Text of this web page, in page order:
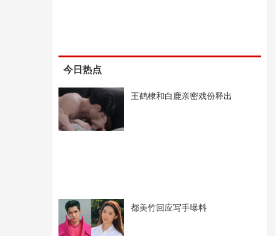
今日热点
王鹤棣和白鹿亲密戏份释出
都美竹回应写手曝料